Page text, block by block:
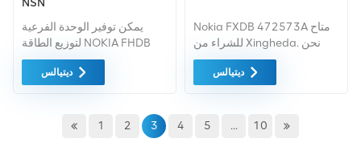
يمكن توفير الوحدة الفرعية
لتوزيع الطاقة NOKIA FHDB
من Xingheda بجودة جيدة
وسعر منخفض ووقت تسليم
ديتيالس
Nokia FXDB 472573A متاح
للشراء من Xingheda. نحن
المورد المهنية معدات الاتصالات
ديتيالس
1 2 3 4 5 ... 10